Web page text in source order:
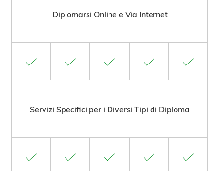
Diplomarsi Online e Via Internet
Servizi Specifici per i Diversi Tipi di Diploma